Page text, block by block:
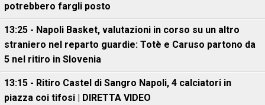
potrebbero fargli posto
13:25 - Napoli Basket, valutazioni in corso su un altro
straniero nel reparto guardie: Totè e Caruso partono da
5 nel ritiro in Slovenia
13:15 - Ritiro Castel di Sangro Napoli, 4 calciatori in
piazza coi tifosi | DIRETTA VIDEO